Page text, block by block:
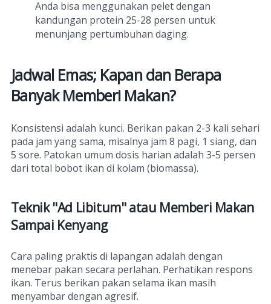
Anda bisa menggunakan pelet dengan
kandungan protein 25-28 persen untuk
menunjang pertumbuhan daging.
Jadwal Emas; Kapan dan Berapa
Banyak Memberi Makan?
Konsistensi adalah kunci. Berikan pakan 2-3 kali sehari
pada jam yang sama, misalnya jam 8 pagi, 1 siang, dan
5 sore. Patokan umum dosis harian adalah 3-5 persen
dari total bobot ikan di kolam (biomassa).
Teknik "Ad Libitum" atau Memberi Makan
Sampai Kenyang
Cara paling praktis di lapangan adalah dengan
menebar pakan secara perlahan. Perhatikan respons
ikan. Terus berikan pakan selama ikan masih
menyambar dengan agresif.